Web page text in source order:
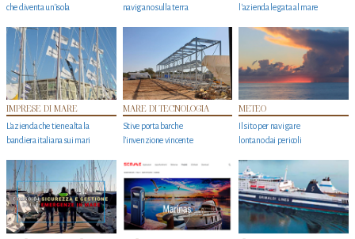
che diventa un'isola
navigano sulla terra
l'azienda legata al mare
IMPRESE DI MARE
L'azienda che tiene alta la
bandiera italiana sui mari
MARE DI TECNOLOGIA
Stive porta barche
l'invenzione vincente
METEO
Il sito per navigare
lontano dai pericoli